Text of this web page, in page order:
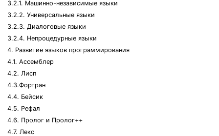
3.2.1. Машинно-независимые языки
3.2.2. Универсальные языки
3.2.3. Диалоговые языки
3.2.4. Непроцедурные языки
4. Развитие языков программирования
4.1. Ассемблер
4.2. Лисп
4.3.Фортран
4.4. Бейсик
4.5. Рефал
4.6. Пролог и Пролог++
4.7. Лекс